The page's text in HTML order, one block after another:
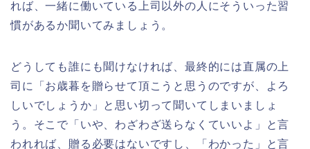
れば、一緒に働いている上司以外の人にそういった習
慣があるか聞いてみましょう。
どうしても誰にも聞けなければ、最終的には直属の上
司に「お歳暮を贈らせて頂こうと思うのですが、よろ
しいでしょうか」と思い切って聞いてしまいましょ
う。そこで「いや、わざわざ送らなくていいよ」と言
われれば、贈る必要はないですし、「わかった」と言